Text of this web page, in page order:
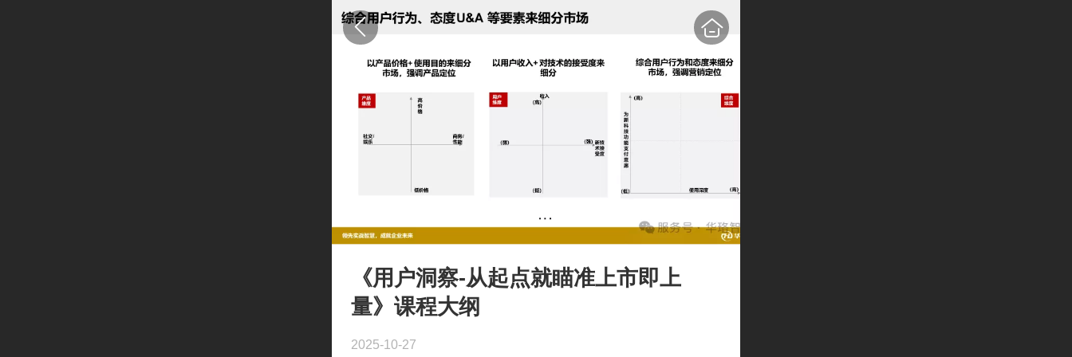
《用户洞察-从起点就瞄准上市即上
量》课程大纲
2025-10-27